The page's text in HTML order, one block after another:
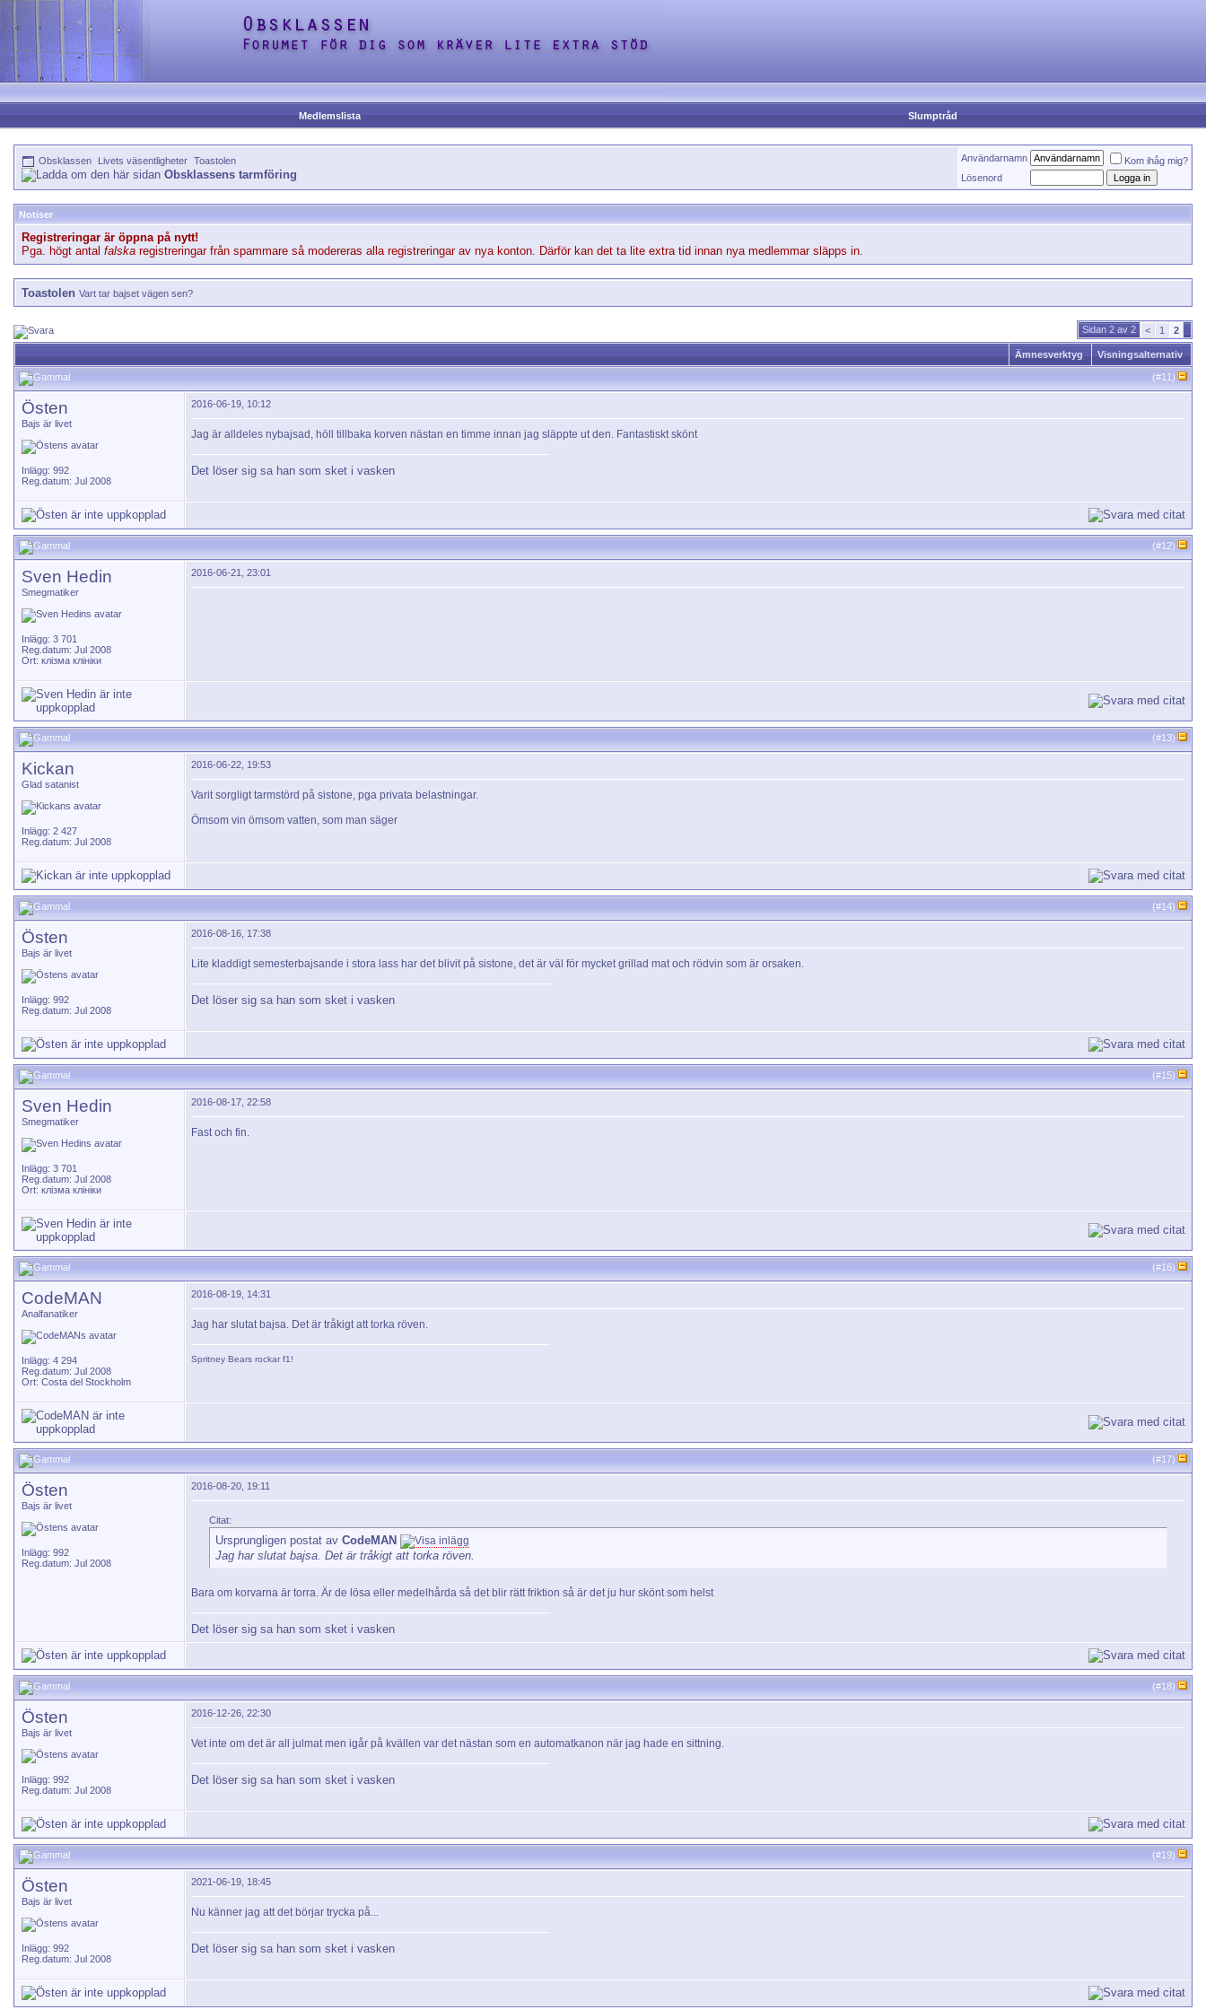
Medlemslista Slumptråd
Obsklassen Livets väsentligheter Toastolen
Obsklassens tarmföring
Användarnamn
Kom ihåg mig?
Lösenord
Notiser
Registreringar är öppna på nytt!
Pga. högt antal falska registreringar från spammare så modereras alla registreringar av nya konton. Därför kan det ta lite extra tid innan nya medlemmar släpps in.
Toastolen Vart tar bajset vägen sen?
Sidan 2 av 2 < 1 2
Ämnesverktyg Visningsalternativ
(#11)
Östen
Bajs är livet
Inlägg: 992
Reg.datum: Jul 2008
2016-06-19, 10:12
Jag är alldeles nybajsad, höll tillbaka korven nästan en timme innan jag släppte ut den. Fantastiskt skönt
Det löser sig sa han som sket i vasken
(#12)
Sven Hedin
Smegmatiker
Inlägg: 3 701
Reg.datum: Jul 2008
Ort: клізма клініки
2016-06-21, 23:01
(#13)
Kickan
Glad satanist
Inlägg: 2 427
Reg.datum: Jul 2008
2016-06-22, 19:53
Varit sorgligt tarmstörd på sistone, pga privata belastningar.
Ömsom vin ömsom vatten, som man säger
(#14)
Östen
Bajs är livet
Inlägg: 992
Reg.datum: Jul 2008
2016-08-16, 17:38
Lite kladdigt semesterbajsande i stora lass har det blivit på sistone, det är väl för mycket grillad mat och rödvin som är orsaken.
Det löser sig sa han som sket i vasken
(#15)
Sven Hedin
Smegmatiker
Inlägg: 3 701
Reg.datum: Jul 2008
Ort: клізма клініки
2016-08-17, 22:58
Fast och fin.
(#16)
CodeMAN
Analfanatiker
Inlägg: 4 294
Reg.datum: Jul 2008
Ort: Costa del Stockholm
2016-08-19, 14:31
Jag har slutat bajsa. Det är tråkigt att torka röven.
Spritney Bears rockar f1!
(#17)
Östen
Bajs är livet
Inlägg: 992
Reg.datum: Jul 2008
2016-08-20, 19:11
Citat:
Ursprungligen postat av CodeMAN
Jag har slutat bajsa. Det är tråkigt att torka röven.
Bara om korvarna är torra. Är de lösa eller medelhårda så det blir rätt friktion så är det ju hur skönt som helst
Det löser sig sa han som sket i vasken
(#18)
Östen
Bajs är livet
Inlägg: 992
Reg.datum: Jul 2008
2016-12-26, 22:30
Vet inte om det är all julmat men igår på kvällen var det nästan som en automatkanon när jag hade en sittning.
Det löser sig sa han som sket i vasken
(#19)
Östen
Bajs är livet
Inlägg: 992
Reg.datum: Jul 2008
2021-06-19, 18:45
Nu känner jag att det börjar trycka på...
Det löser sig sa han som sket i vasken